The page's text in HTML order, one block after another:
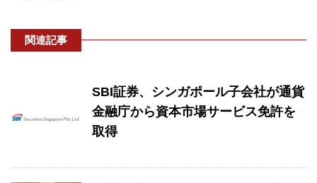
関連記事
SBI証券、シンガポール子会社が通貨
金融庁から資本市場サービス免許を
取得